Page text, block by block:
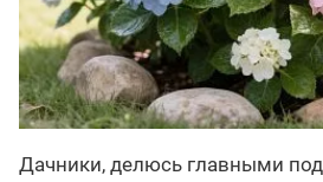
Дачники, делюсь главными